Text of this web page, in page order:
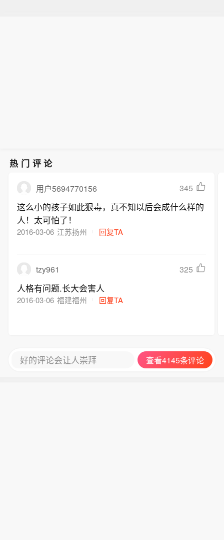
热门评论
用户5694770156 345
这么小的孩子如此狠毒，真不知以后会成什么样的
人！太可怕了！
2016-03-06 江苏扬州 回复TA
tzy961 325
人格有问题.长大会害人
2016-03-06 福建福州 回复TA
好的评论会让人崇拜 查看4145条评论